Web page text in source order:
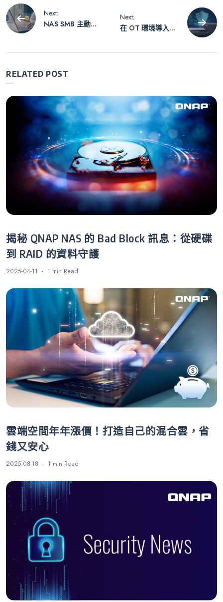
文
章
導
覽
Next:
NAS SMB 主動多
Next:
在 OT 環境導入具
RELATED POST
揭秘 QNAP NAS 的 Bad Block 訊息：從硬碟
到 RAID 的資料守護
2025-04-11 1 min Read
雲端空間年年漲價！打造自己的混合雲，省
錢又安心
2025-08-18 1 min Read